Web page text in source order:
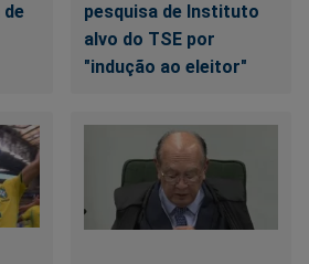
pesquisa de Instituto
alvo do TSE por
"indução ao eleitor"